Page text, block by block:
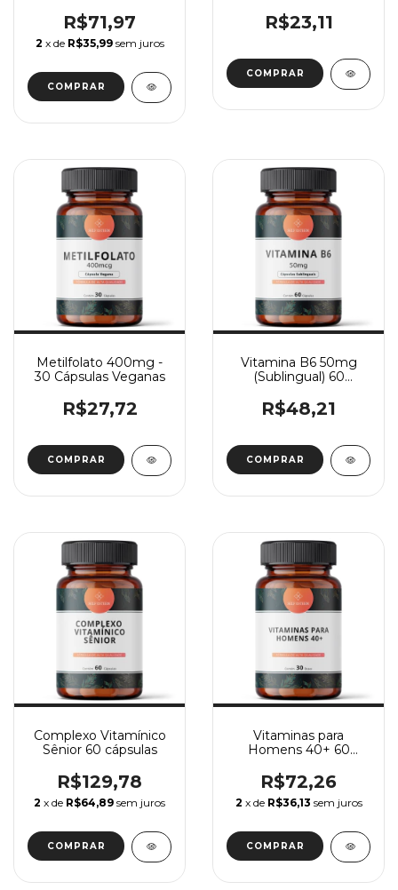
Cápsulas
R$71,97
2 x de R$35,99 sem juros
R$23,11
Metilfolato 400mg -
30 Cápsulas Veganas
R$27,72
Vitamina B6 50mg
(Sublingual) 60
R$48,21
Complexo Vitamínico
Sênior 60 cápsulas
R$129,78
2 x de R$64,89 sem juros
Vitaminas para
Homens 40+ 60
R$72,26
2 x de R$36,13 sem juros